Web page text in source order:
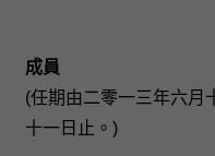
成員
(任期由二零一三年六月
十一日止。)